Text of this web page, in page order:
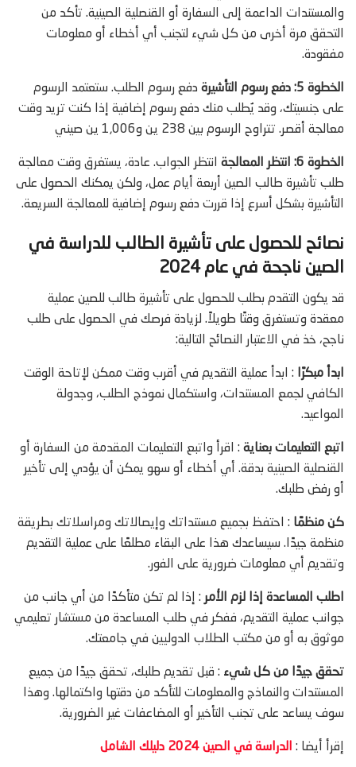
والمستندات الداعمة إلى السفارة أو القنصلية الصينية. تأكد من
التحقق مرة أخرى من كل شيء لتجنب أي أخطاء أو معلومات
مفقودة.
الخطوة 5: دفع رسوم التأشيرة
دفع رسوم الطلب. ستعتمد الرسوم
على جنسيتك، وقد يُطلب منك دفع رسوم إضافية إذا كنت تريد وقت
معالجة أقصر. تتراوح الرسوم بين 238 ين و1,006 ين صيني
الخطوة 6: انتظر المعالجة
انتظر الجواب. عادة، يستغرق وقت معالجة
طلب تأشيرة طالب الصين أربعة أيام عمل، ولكن يمكنك الحصول على
التأشيرة بشكل أسرع إذا قررت دفع رسوم إضافية للمعالجة السريعة.
نصائح للحصول على تأشيرة الطالب للدراسة في
الصين ناجحة في عام 2024
قد يكون التقدم بطلب للحصول على تأشيرة طالب للصين عملية
معقدة وتستغرق وقتًا طويلاً. لزيادة فرصك في الحصول على طلب
ناجح، خذ في الاعتبار النصائح التالية:
ابدأ مبكرًا
: ابدأ عملية التقديم في أقرب وقت ممكن لإتاحة الوقت
الكافي لجمع المستندات، واستكمال نموذج الطلب، وجدولة
المواعيد.
اتبع التعليمات بعناية : اقرأ واتبع التعليمات المقدمة من السفارة أو
القنصلية الصينية بدقة. أي أخطاء أو سهو يمكن أن يؤدي إلى تأخير
أو رفض طلبك.
كن منظمًا : احتفظ بجميع مستنداتك وإيصالاتك ومراسلاتك بطريقة
منظمة جيدًا. سيساعدك هذا على البقاء مطلعًا على عملية التقديم
وتقديم أي معلومات ضرورية على الفور.
اطلب المساعدة إذا لزم الأمر : إذا لم تكن متأكدًا من أي جانب من
جوانب عملية التقديم، ففكر في طلب المساعدة من مستشار تعليمي
موثوق به أو من مكتب الطلاب الدوليين في جامعتك.
تحقق جيدًا من كل شيء : قبل تقديم طلبك، تحقق جيدًا من جميع
المستندات والنماذج والمعلومات للتأكد من دقتها واكتمالها. وهذا
سوف يساعد على تجنب التأخير أو المضاعفات غير الضرورية.
إقرأ أيضا : الدراسة في الصين 2024 دليلك الشامل